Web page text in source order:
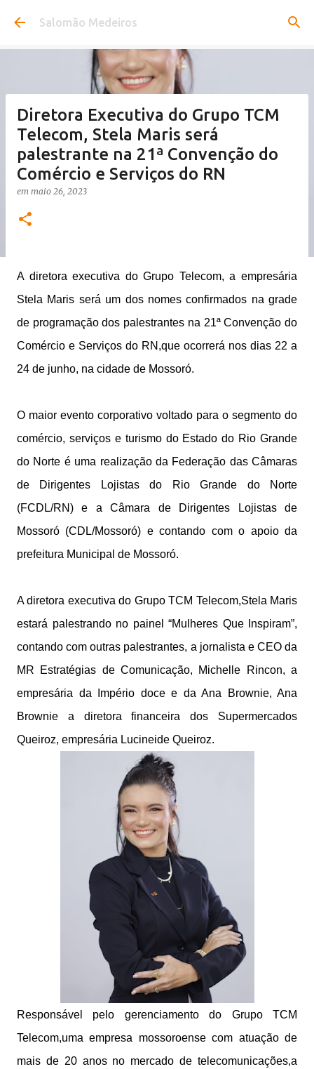
Pular para o conteúdo principal
Salomão Medeiros
Diretora Executiva do Grupo TCM
Telecom, Stela Maris será
palestrante na 21ª Convenção do
Comércio e Serviços do RN
em maio 26, 2023
A diretora executiva do Grupo Telecom, a empresária
Stela Maris será um dos nomes confirmados na grade
de programação dos palestrantes na 21ª Convenção do
Comércio e Serviços do RN,que ocorrerá nos dias 22 a
24 de junho, na cidade de Mossoró.
O maior evento corporativo voltado para o segmento do
comércio, serviços e turismo do Estado do Rio Grande
do Norte é uma realização da Federação das Câmaras
de Dirigentes Lojistas do Rio Grande do Norte
(FCDL/RN) e a Câmara de Dirigentes Lojistas de
Mossoró (CDL/Mossoró) e contando com o apoio da
prefeitura Municipal de Mossoró.
A diretora executiva do Grupo TCM Telecom,Stela Maris
estará palestrando no painel “Mulheres Que Inspiram”,
contando com outras palestrantes, a jornalista e CEO da
MR Estratégias de Comunicação, Michelle Rincon, a
empresária da Império doce e da Ana Brownie, Ana
Brownie a diretora financeira dos Supermercados
Queiroz, empresária Lucineide Queiroz.
Responsável pelo gerenciamento do Grupo TCM
Telecom,uma empresa mossoroense com atuação de
mais de 20 anos no mercado de telecomunicações,a